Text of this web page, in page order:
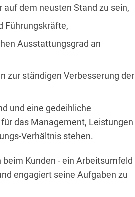
dem neusten Stand zu sein,
Führungskräfte,
Ausstattungsgrad an
zur ständigen Verbesserung der
und eine gedeihliche
das Management, Leistungen
Verhältnis stehen.
Kunden - ein Arbeitsumfeld
engagiert seine Aufgaben zu